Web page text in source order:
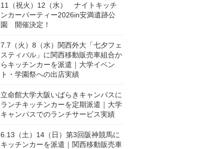
11（祝火）12（水） ナイトキッチ
ンカーパーティー2026in安満遺跡公
園 開催決定！
7.7（火）8（水）関西外大「七夕フェ
スティバル」に関西移動販売車組合か
らキッチンカーを派遣｜大学イベン
ト・学園祭への出店実績
立命館大学大阪いばらきキャンパスに
ランチキッチンカーを定期派遣｜大学
キャンパスでのランチサービス実績
6.13（土）14（日）第3回阪神競馬に
キッチンカーを派遣｜関西移動販売車